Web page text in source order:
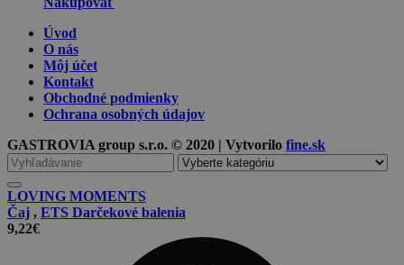
Úvod
O nás
Môj účet
Kontakt
Obchodné podmienky
Ochrana osobných údajov
GASTROVIA group s.r.o. © 2020 | Vytvorilo fine.sk
Vyhľadávanie
pre
LOVING MOMENTS
Čaj , ETS Darčekové balenia
9,22€